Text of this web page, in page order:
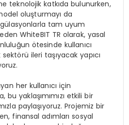
teknolojik katkıda bulunurken,
oluşturmayı da
tam uyum
WhiteBIT TR olarak, yasal
ötesinde kullanıcı
ileri taşıyacak yapıcı
her kullanıcı için
bu yaklaşımımızı etkili bir
paylaşıyoruz. Projemiz bir
finansal adımları sosyal